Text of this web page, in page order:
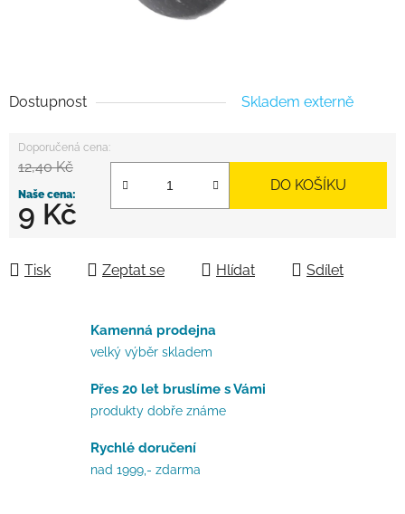
Dostupnost Skladem externě
12,40 Kč
9 Kč
DO KOŠÍKU
Tisk Zeptat se Hlídat Sdílet
Kamenná prodejna
velký výběr skladem
Přes 20 let bruslíme s Vámi
produkty dobře známe
Rychlé doručení
nad 1999,- zdarma